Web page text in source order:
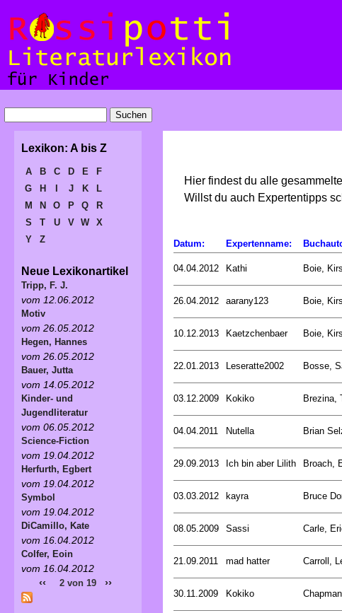
Hier findest du alle
Willst du auch Expertentipps
Datum: Expertenname:
04.04.2012 Kathi Boie,
26.04.2012 aarany123 Boie,
10.12.2013 Kaetzchenbaer Boie,
22.01.2013 Leseratte2002 Bosse,
03.12.2009 Kokiko Brezina,
04.04.2011 Nutella Brian
29.09.2013 Ich bin aber Lilith Broach,
03.03.2012 kayra Bruce
08.05.2009 Sassi Carle,
21.09.2011 mad hatter Carroll,
30.11.2009 Kokiko
Lexikon: A bis Z
A B C D E
F
G
H J K
L
M
N O P Q
R
S
T U V W
X
Y
Z
Neue Lexikonartikel
Tripp, F. J.
vom 12.06.2012
Motiv
vom 26.05.2012
Hegen, Hannes
vom 26.05.2012
Bauer, Jutta
vom 14.05.2012
Kinder- und
Jugendliteratur
vom 06.05.2012
Science-Fiction
vom 19.04.2012
Herfurth, Egbert
vom 19.04.2012
Symbol
vom 19.04.2012
DiCamillo, Kate
vom 16.04.2012
Colfer, Eoin
vom 16.04.2012
‹‹ 2 von 19 ››